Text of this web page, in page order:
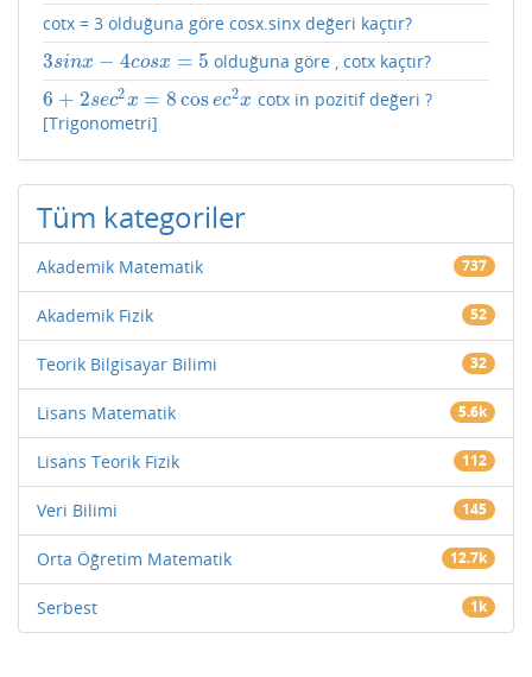
cotx = 3 olduğuna göre cosx.sinx değeri kaçtır?
3sinx − 4cosx = 5
3sinx− 4cosx=5 olduğuna göre , cotx kaçtır?
6 + 2sec2x = 8cosec2x
6 +2s ec2x=8cos ec 2x
cotx in pozitif değeri ?
[Trigonometri]
Tüm kategoriler
Akademik Matematik 737
Akademik Fizik 52
Teorik Bilgisayar Bilimi 32
Lisans Matematik 5.6k
Lisans Teorik Fizik 112
Veri Bilimi 145
Orta Öğretim Matematik 12.7k
Serbest 1k